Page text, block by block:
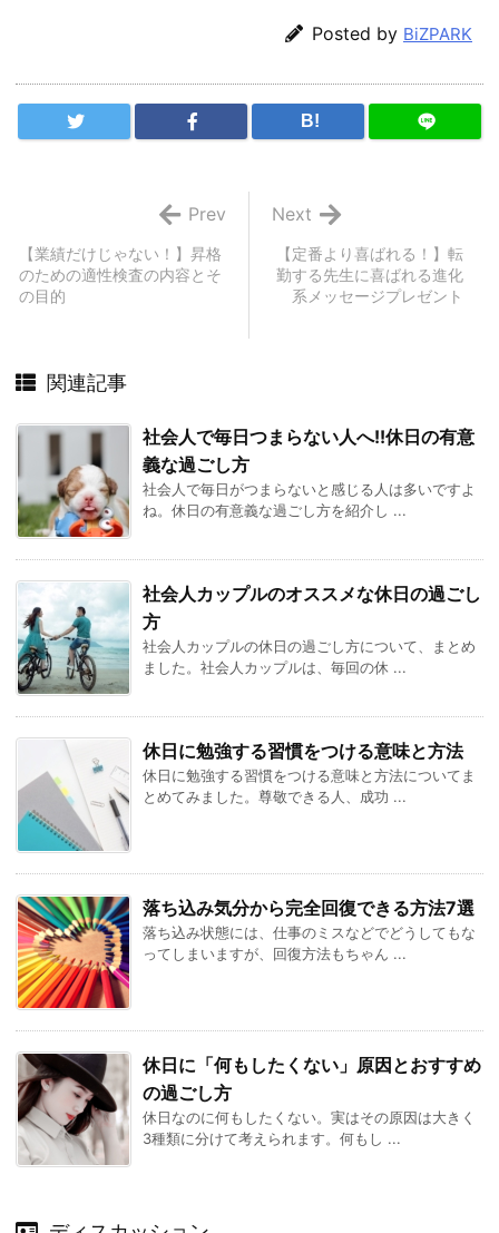
Posted by BiZPARK
B!
【定番より喜ばれる！】転
勤する先生に喜ばれる進化
系メッセージプレゼント
Next
【業績だけじゃない！】昇格
のための適性検査の内容とそ
の目的
Prev
関連記事
社会人で毎日つまらない人へ!!休日の有意
義な過ごし方
社会人で毎日がつまらないと感じる人は多いですよ
ね。休日の有意義な過ごし方を紹介し ...
社会人カップルのオススメな休日の過ごし
方
社会人カップルの休日の過ごし方について、まとめ
ました。社会人カップルは、毎回の休 ...
休日に勉強する習慣をつける意味と方法
休日に勉強する習慣をつける意味と方法についてま
とめてみました。尊敬できる人、成功 ...
落ち込み気分から完全回復できる方法7選
落ち込み状態には、仕事のミスなどでどうしてもな
ってしまいますが、回復方法もちゃん ...
休日に「何もしたくない」原因とおすすめ
の過ごし方
休日なのに何もしたくない。実はその原因は大きく
3種類に分けて考えられます。何もし ...